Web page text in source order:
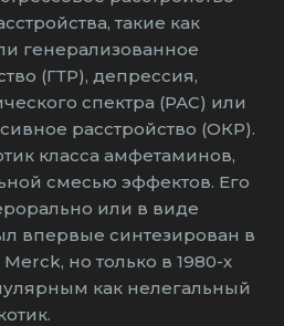
такие как
генерализованное
(ГТР), депрессия,
спектра (РАС) или
расстройство (ОКР).
класса амфетаминов,
смесью эффектов. Его
или в виде
впервые синтезирован в
но только в 1980-х
как нелегальный